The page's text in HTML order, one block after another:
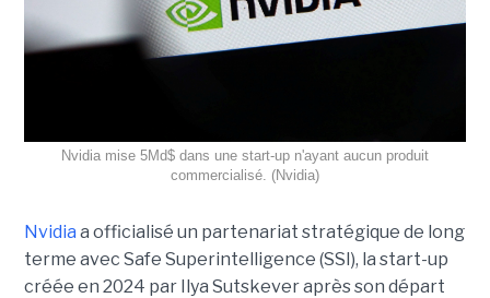
Nvidia mise 5Md$ dans une start-up n'ayant aucun produit
commercialisé. (Nvidia)
Nvidia a officialisé un partenariat stratégique de long
terme avec Safe Superintelligence (SSI), la start-up
créée en 2024 par Ilya Sutskever après son départ